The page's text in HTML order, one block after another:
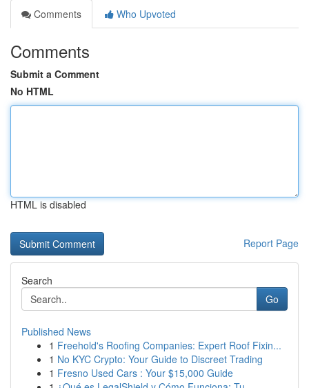
Comments
Who Upvoted
Comments
Submit a Comment
No HTML
HTML is disabled
Report Page
Search
Go
Published News
1 Freehold's Roofing Companies: Expert Roof Fixin...
1 No KYC Crypto: Your Guide to Discreet Trading
1 Fresno Used Cars : Your $15,000 Guide